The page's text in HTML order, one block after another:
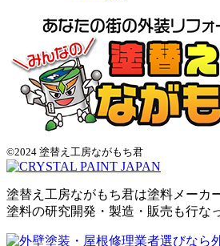
©2024 塗替え工房ながもち君
塗替え工房ながもち君は塗料メーカ
塗料の研究開発・製造・販売も行な